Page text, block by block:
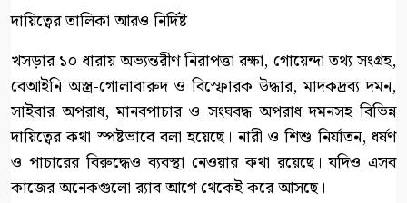
দায়িত্বের তালিকা আরও নির্দিষ্ট
খসড়ার ১০ ধারায় অভ্যন্তরীণ নিরাপত্তা রক্ষা, গোয়েন্দা তথ্য সংগ্রহ,
বেআইনি অস্ত্র-গোলাবারুদ ও বিস্ফোরক উদ্ধার, মাদকদ্রব্য দমন,
সাইবার অপরাধ, মানবপাচার ও সংঘবদ্ধ অপরাধ দমনসহ বিভিন্ন
দায়িত্বের কথা স্পষ্টভাবে বলা হয়েছে। নারী ও শিশু নির্যাতন, ধর্ষণ
ও পাচারের বিরুদ্ধেও ব্যবস্থা নেওয়ার কথা রয়েছে। যদিও এসব
কাজের অনেকগুলো র‍্যাব আগে থেকেই করে আসছে।